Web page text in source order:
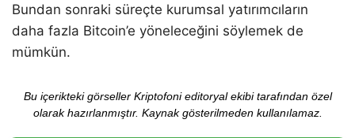
Bundan sonraki süreçte kurumsal yatırımcıların
daha fazla Bitcoin’e yöneleceğini söylemek de
mümkün.
Bu içerikteki görseller Kriptofoni editoryal ekibi tarafından özel
olarak hazırlanmıştır. Kaynak gösterilmeden kullanılamaz.